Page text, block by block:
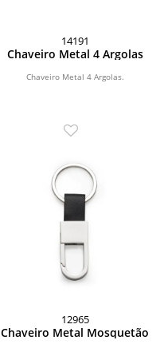
14191
Chaveiro Metal 4 Argolas
Chaveiro Metal 4 Argolas.
12965
Chaveiro Metal Mosquetão